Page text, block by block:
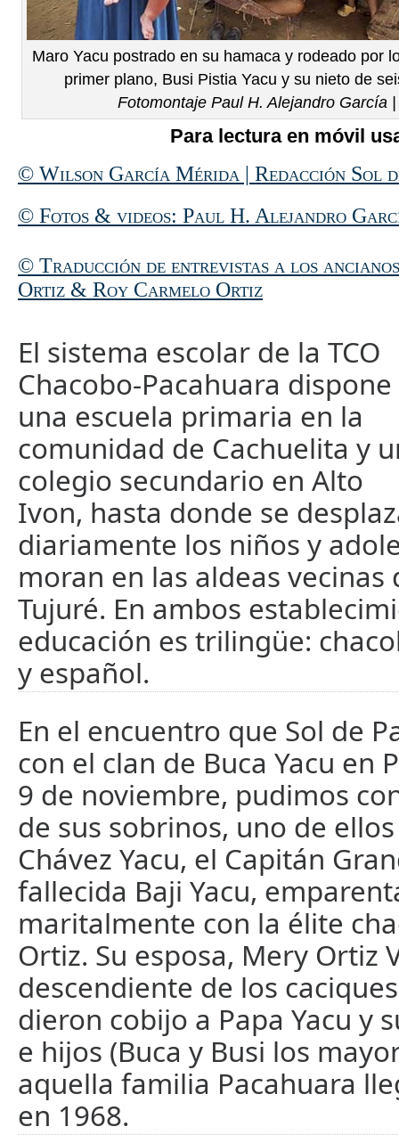
Maro Yacu postrado en su hamaca y rodeado por
primer plano, Busi Pistia Yacu y su nieto de
Fotomontaje Paul H. Alejandro García
Para lectura en móvil
© Wilson García Mérida | Redacción Sol
© Fotos & videos: Paul H. Alejandro
© Traducción de entrevistas a los
Ortiz & Roy Carmelo Ortiz
El sistema escolar de la TCO
Chacobo-Pacahuara
una escuela primaria en la
comunidad de Cachuelita y
colegio secundario en Alto
Ivon, hasta donde se
diariamente los niños y
moran en las aldeas vecinas
Tujuré. En ambos
educación es trilingüe:
y español.
En el encuentro que Sol de
con el clan de Buca Yacu en
9 de noviembre, pudimos
de sus sobrinos, uno de
Chávez Yacu, el Capitán
fallecida Baji Yacu,
maritalmente con la élite
Ortiz. Su esposa, Mery Ortiz
descendiente de los
dieron cobijo a Papa Yacu y
e hijos (Buca y Busi los
aquella familia Pacahuara
en 1968.